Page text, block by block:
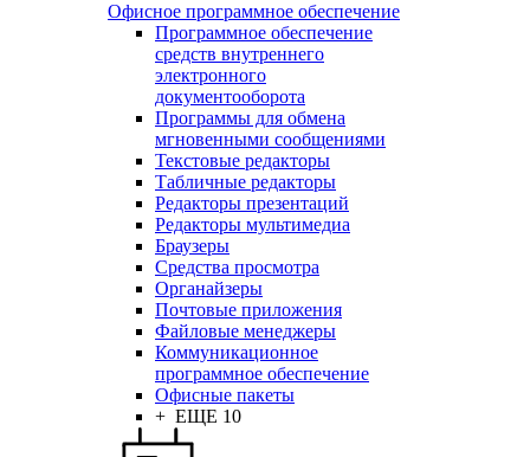
Офисное программное обеспечение
Программное обеспечение
средств внутреннего
электронного
документооборота
Программы для обмена
мгновенными сообщениями
Текстовые редакторы
Табличные редакторы
Редакторы презентаций
Редакторы мультимедиа
Браузеры
Средства просмотра
Органайзеры
Почтовые приложения
Файловые менеджеры
Коммуникационное
программное обеспечение
Офисные пакеты
+ ЕЩЕ 10